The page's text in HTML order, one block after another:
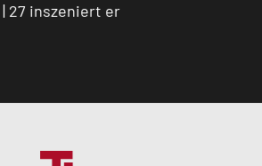
27 inszeniert er